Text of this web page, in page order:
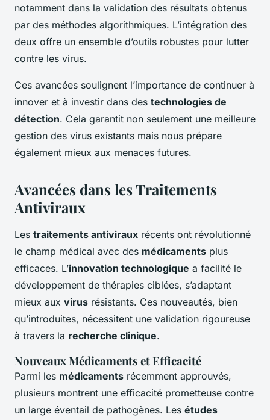
notamment dans la validation des résultats obtenus
par des méthodes algorithmiques. L’intégration des
deux offre un ensemble d’outils robustes pour lutter
contre les virus.
Ces avancées soulignent l’importance de continuer à
innover et à investir dans des technologies de
détection. Cela garantit non seulement une meilleure
gestion des virus existants mais nous prépare
également mieux aux menaces futures.
Avancées dans les Traitements
Antiviraux
Les traitements antiviraux récents ont révolutionné
le champ médical avec des médicaments plus
efficaces. L’innovation technologique a facilité le
développement de thérapies ciblées, s’adaptant
mieux aux virus résistants. Ces nouveautés, bien
qu’introduites, nécessitent une validation rigoureuse
à travers la recherche clinique.
Nouveaux Médicaments et Efficacité
Parmi les médicaments récemment approuvés,
plusieurs montrent une efficacité prometteuse contre
un large éventail de pathogènes. Les études